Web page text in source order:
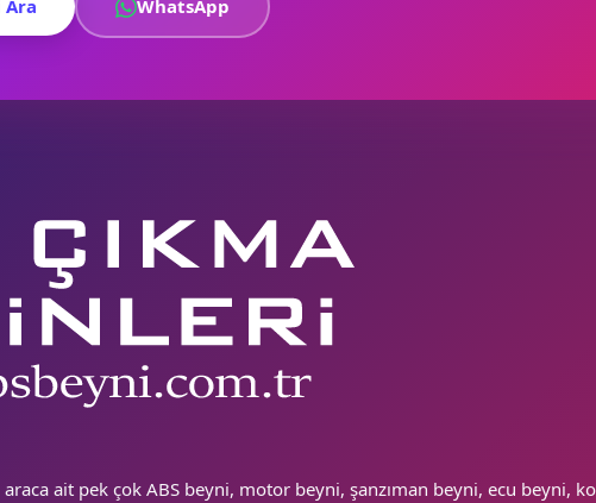
WhatsApp destek hattımızdan bize ulaşabilir, aracınıza en
Ara WhatsApp
ait pek çok ABS beyni, motor beyni, şanzıman beyni, ecu beyni,